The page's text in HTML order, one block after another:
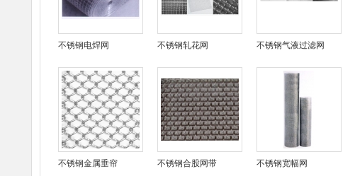
不锈钢电焊网 不锈钢轧花网 不锈钢气液过滤网
不锈钢金属垂帘 不锈钢合股网带 不锈钢宽幅网